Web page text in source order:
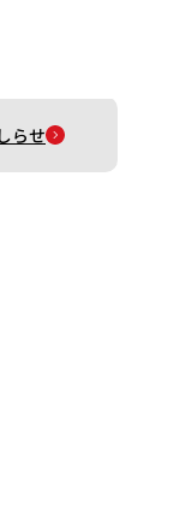
らせ